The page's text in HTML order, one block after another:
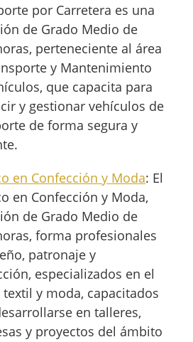
por Carretera es una
de Grado Medio de
perteneciente al área
y Mantenimiento
que capacita para
y gestionar vehículos de
de forma segura y
en Confección y Moda: El
en Confección y Moda,
de Grado Medio de
forma profesionales
patronaje y
especializados en el
textil y moda, capacitados
en talleres,
y proyectos del ámbito